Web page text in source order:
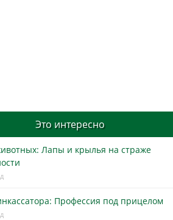
Это интересно
Лапы и крылья на страже
Профессия под прицелом